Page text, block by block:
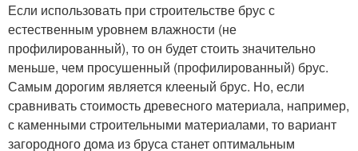
Если использовать при строительстве брус с
естественным уровнем влажности (не
профилированный), то он будет стоить значительно
меньше, чем просушенный (профилированный) брус.
Самым дорогим является клееный брус. Но, если
сравнивать стоимость древесного материала, например,
с каменными строительными материалами, то вариант
загородного дома из бруса станет оптимальным